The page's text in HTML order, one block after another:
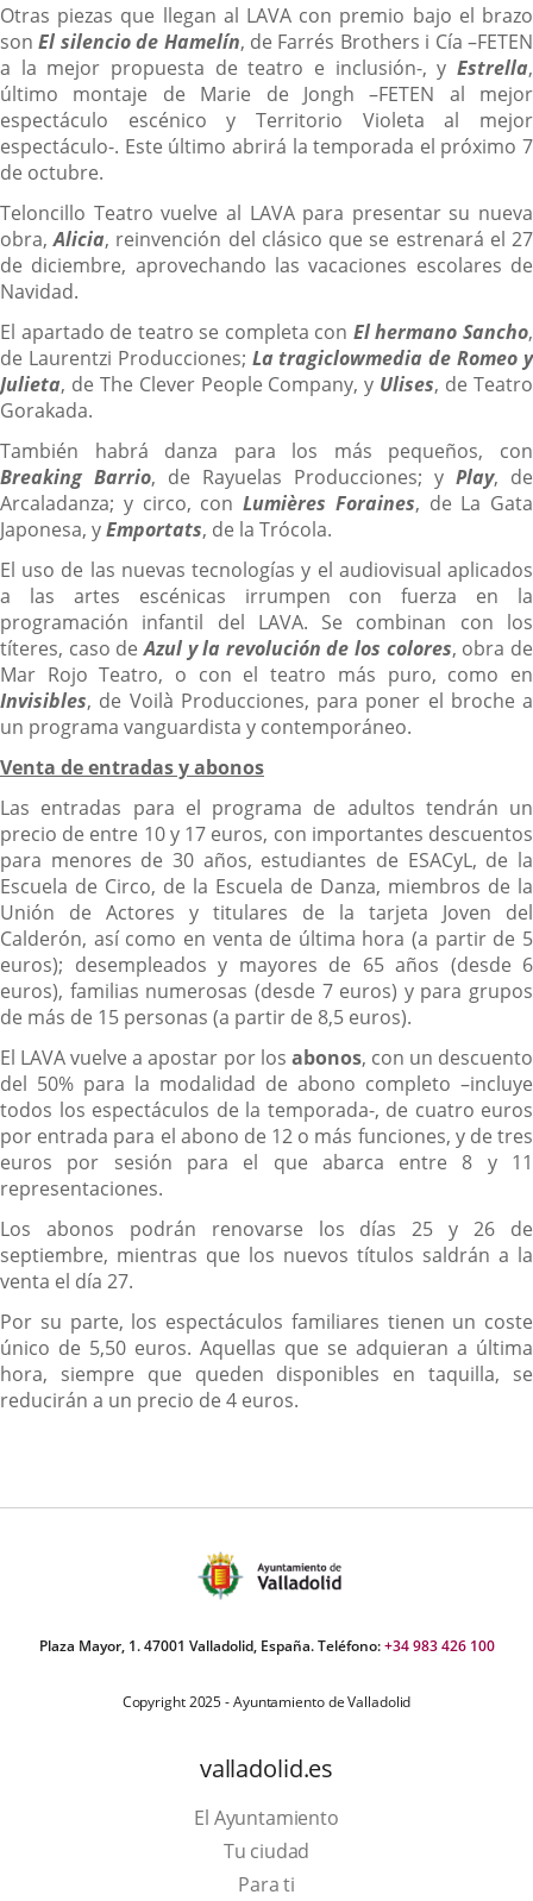
Otras piezas que llegan al LAVA con premio bajo el brazo
sonEl silencio de Hamelín, de Farrés Brothers i Cía –FETEN
a la mejor propuesta de teatro e inclusión-, y Estrella,
último montaje de Marie de Jongh –FETEN al mejor
espectáculo escénico y Territorio Violeta al mejor
espectáculo-. Este último abrirá la temporada el próximo 7
de octubre.
Teloncillo Teatro vuelve al LAVA para presentar su nueva
obra,Alicia, reinvención del clásico que se estrenará el 27
de diciembre, aprovechando las vacaciones escolares de
Navidad.
El apartado de teatro se completa con El hermano Sancho,
de Laurentzi Producciones; La tragiclowmedia de Romeo y
Julieta, de The Clever People Company, y Ulises, de Teatro
Gorakada.
También habrá danza para los más pequeños, con
Breaking Barrio, de Rayuelas Producciones; y Play, de
Arcaladanza; y circo, con Lumières Foraines, de La Gata
Japonesa, yEmportats, de la Trócola.
El uso de las nuevas tecnologías y el audiovisual aplicados
a las artes escénicas irrumpen con fuerza en la
programación infantil del LAVA. Se combinan con los
títeres, caso deAzul y la revolución de los colores, obra de
Mar Rojo Teatro, o con el teatro más puro, como en
Invisibles, de Voilà Producciones, para poner el broche a
un programa vanguardista y contemporáneo.
Venta de entradas y abonos
Las entradas para el programa de adultos tendrán un
precio de entre 10 y 17 euros, con importantes descuentos
para menores de 30 años, estudiantes de ESACyL, de la
Escuela de Circo, de la Escuela de Danza, miembros de la
Unión de Actores y titulares de la tarjeta Joven del
Calderón, así como en venta de última hora (a partir de 5
euros); desempleados y mayores de 65 años (desde 6
euros), familias numerosas (desde 7 euros) y para grupos
de más de 15 personas (a partir de 8,5 euros).
El LAVA vuelve a apostar por los abonos, con un descuento
del 50% para la modalidad de abono completo –incluye
todos los espectáculos de la temporada-, de cuatro euros
por entrada para el abono de 12 o más funciones, y de tres
euros por sesión para el que abarca entre 8 y 11
representaciones.
Los abonos podrán renovarse los días 25 y 26 de
septiembre, mientras que los nuevos títulos saldrán a la
venta el día 27.
Por su parte, los espectáculos familiares tienen un coste
único de 5,50 euros. Aquellas que se adquieran a última
hora, siempre que queden disponibles en taquilla, se
reducirán a un precio de 4 euros.
Plaza Mayor, 1. 47001 Valladolid, España. Teléfono:+34 983 426 100
Copyright 2025 - Ayuntamiento de Valladolid
valladolid.es
El Ayuntamiento
Tu ciudad
Para ti